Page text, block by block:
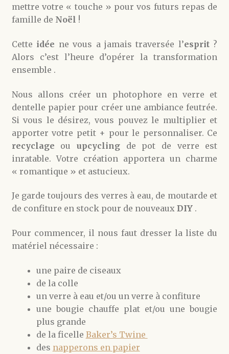
mettre votre « touche » pour vos futurs repas de
famille de Noël !
Cette idée ne vous a jamais traversée l’esprit?
Alors c’est l’heure d’opérer la transformation
ensemble .
Nous allons créer un photophore en verre et
dentelle papier pour créer une ambiance feutrée.
Si vous le désirez, vous pouvez le multiplier et
apporter votre petit + pour le personnaliser. Ce
recyclage ou upcycling de pot de verre est
inratable. Votre création apportera un charme
« romantique » et astucieux.
Je garde toujours des verres à eau, de moutarde et
de confiture en stock pour de nouveaux DIY .
Pour commencer, il nous faut dresser la liste du
matériel nécessaire :
une paire de ciseaux
de la colle
un verre à eau et/ou un verre à confiture
une bougie chauffe plat et/ou une bougie
plus grande
de la ficelle Baker’s Twine
des napperons en papier